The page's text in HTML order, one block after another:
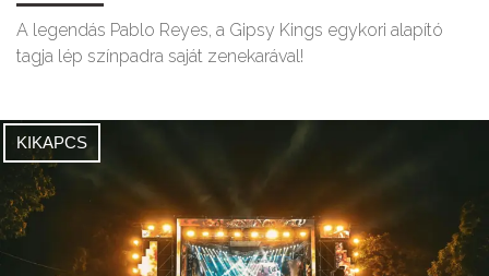
A legendás Pablo Reyes, a Gipsy Kings egykori alapító
tagja lép színpadra saját zenekarával!
KIKAPCS